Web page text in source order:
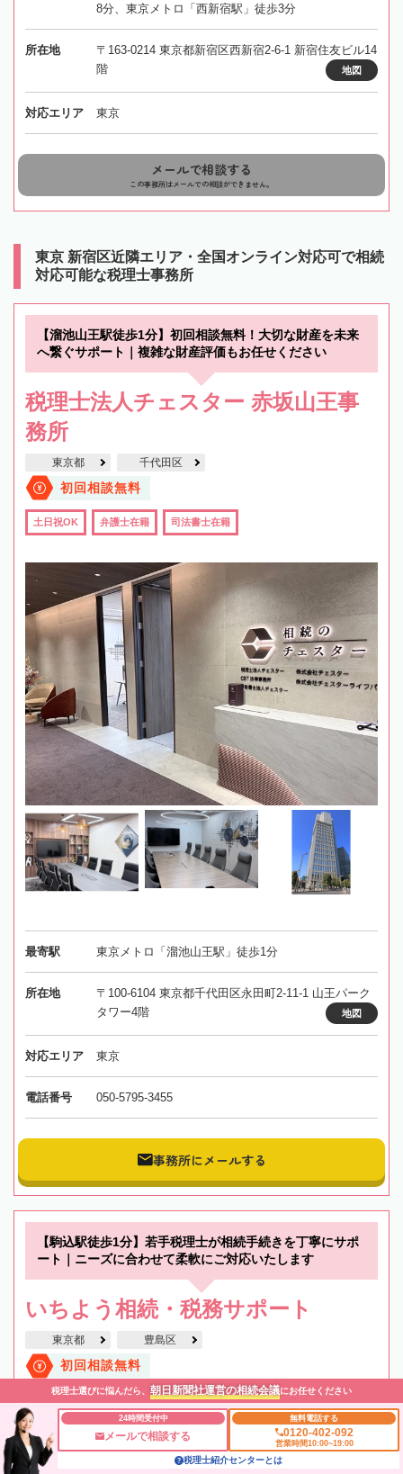
8分、東京メトロ「西新宿駅」徒歩3分
所在地
〒163-0214 東京都新宿区西新宿2-6-1 新宿住友ビル14
階
地図
対応エリア 東京
メールで相談する
この事務所はメールでの相談ができません。
東京 新宿区近隣エリア・全国オンライン対応可で相続
対応可能な税理士事務所
【溜池山王駅徒歩1分】初回相談無料！大切な財産を未来
へ繋ぐサポート｜複雑な財産評価もお任せください
税理士法人チェスター 赤坂山王事
務所
東京都 千代田区
初回相談無料
土日祝OK 弁護士在籍 司法書士在籍
最寄駅 東京メトロ「溜池山王駅」徒歩1分
所在地
〒100-6104 東京都千代田区永田町2-11-1 山王パーク
タワー4階
地図
対応エリア 東京
電話番号 050-5795-3455
事務所にメールする
【駒込駅徒歩1分】若手税理士が相続手続きを丁寧にサポ
ート｜ニーズに合わせて柔軟にご対応いたします
いちよう相続・税務サポート
東京都 豊島区
初回相談無料
オンライン相談可
税理士選びに悩んだら、 朝日新聞社運営の相続会議にお任せください
24時間受付中
メールで相談する
無料電話する
0120-402-092
営業時間10:00~19:00
税理士紹介センターとは